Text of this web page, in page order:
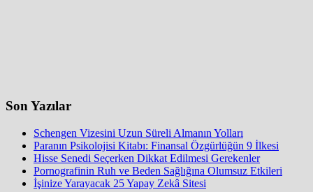
Son Yazılar
Schengen Vizesini Uzun Süreli Almanın Yolları
Paranın Psikolojisi Kitabı: Finansal Özgürlüğün 9 İlkesi
Hisse Senedi Seçerken Dikkat Edilmesi Gerekenler
Pornografinin Ruh ve Beden Sağlığına Olumsuz Etkileri
İşinize Yarayacak 25 Yapay Zekâ Sitesi